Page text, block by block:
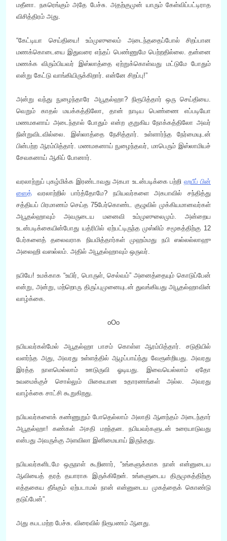
மதீனா. நகரெங்கும் அதே பேச்சு. அதற்குமுன் யாரும் கேள்விப்பட்டிராத
விசித்திரம் அது.
“கேட்டியா செய்தியை! உம்முஸுலைம் அடைந்ததைப்போல் சிறப்பான
மணக்கொடையை இதுவரை எந்தப் பெண்ணுமே பெற்றதில்லை. தன்னை
மணக்க விரும்பியவர் இஸ்லாத்தை ஏற்றுக்கொள்வது மட்டுமே போதும்
என்று கேட்டு வாங்கியிருக்கிறார். என்னே சிறப்பு!”
அன்று வந்து நுழைந்தாரே அபூதல்ஹா? நிரூபித்தார் ஒரு செய்தியை.
வெறும் காதல் மயக்கத்திலோ, தான் நாடிய பெண்ணை எப்படியோ
மணமகளாய் அடைந்தால் போதும் என்ற குறுகிய நோக்கத்திலோ அவர்
நின்றுவிடவில்லை. இஸ்லாத்தை நேசித்தார். உள்ளார்ந்த நேர்மையுடன்
பின்பற்ற ஆரம்பித்தார். மணமகனாய் நுழைந்தவர், மாபெரும் இஸ்லாமியச்
சேவகனாய் ஆகிப் போனார்.
வரலாற்றுப் புகழ்மிக்க இரண்டாவது அகபா உடன்படிக்கை பற்றி ஹபீப் பின்
ஸைத் வரலாற்றில் பார்த்தோமே? நபியவர்களை அகபாவில் சந்தித்து
சத்தியப் பிரமாணம் செய்த 75பேர்கொண்ட குழுவில் முக்கியமானவர்கள்
அபூதல்ஹாவும் அவருடைய மனைவி உம்முஸுலைமும். அன்றைய
உடன்படிக்கையின்போது யத்ரிபில் ஏற்பட்டிருந்த முஸ்லிம் சமூகத்திற்கு 12
பேர்களைத் தலைவராக நியமித்தார்கள் முஹம்மது நபி ஸல்லல்லாஹு
அலைஹி வஸல்லம். அதில் அபூதல்ஹாவும் ஒருவர்.
நபியே! உமக்காக “உயிர், பொருள், செல்வம்” அனைத்தையும் கொடுப்பேன்
என்று, அன்று, மற்றொரு திருப்புமுனையுடன் துவங்கியது அபூதல்ஹாவின்
வாழ்க்கை.
oOo
நபியவர்கள்மேல் அபூதல்ஹா பாசம் கொள்ள ஆரம்பித்தார். சடுதியில்
வளர்ந்த அது, அவரது உள்ளத்தில் ஆழப்பாய்ந்து வேரூன்றியது. அவரது
இரத்த நாளமெல்லாம் ஊடுருவி ஓடியது. இவையெல்லாம் ஏதோ
உவமைக்குச் சொல்லும் மிகையான உதாரணங்கள் அல்ல. அவரது
வாழ்க்கை சாட்சி கூறுகிறது.
நபியவர்களைக் கண்ணுறும் போதெல்லாம் அலாதி ஆனந்தம் அடைந்தார்
அபூதல்ஹா! கண்கள் அசதி மறந்தன. நபியவர்களுடன் உரையாடுவது
என்பது அவருக்கு அளவிலா இனிமையாய் இருந்தது.
நபியவர்களிடமே ஒருநாள் கூறினார், “உங்களுக்காக நான் என்னுடைய
ஆவியைத் தரத் தயாராக இருக்கிறேன். உங்களுடைய திருமுகத்திற்கு
எத்தகைய தீங்கும் ஏற்படாமல் நான் என்னுடைய முகத்தைக் கொண்டு
தடுப்பேன்”.
அது கபடமற்ற பேச்சு. விரைவில் நிரூபணம் ஆனது.